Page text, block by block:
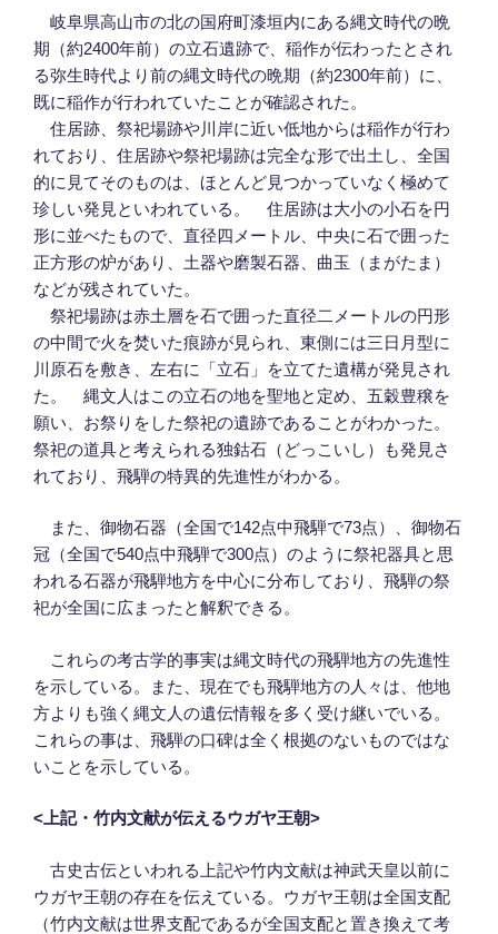
岐阜県高山市の北の国府町漆垣内にある縄文時代の晩
期（約2400年前）の立石遺跡で、稲作が伝わったとされ
る弥生時代より前の縄文時代の晩期（約2300年前）に、
既に稲作が行われていたことが確認された。
住居跡、祭祀場跡や川岸に近い低地からは稲作が行わ
れており、住居跡や祭祀場跡は完全な形で出土し、全国
的に見てそのものは、ほとんど見つかっていなく極めて
珍しい発見といわれている。 住居跡は大小の小石を円
形に並べたもので、直径四メートル、中央に石で囲った
正方形の炉があり、土器や磨製石器、曲玉（まがたま）
などが残されていた。
祭祀場跡は赤土層を石で囲った直径二メートルの円形
の中間で火を焚いた痕跡が見られ、東側には三日月型に
川原石を敷き、左右に「立石」を立てた遺構が発見され
た。 縄文人はこの立石の地を聖地と定め、五穀豊穣を
願い、お祭りをした祭祀の遺跡であることがわかった。
祭祀の道具と考えられる独鈷石（どっこいし）も発見さ
れており、飛騨の特異的先進性がわかる。
また、御物石器（全国で142点中飛騨で73点）、御物石
冠（全国で540点中飛騨で300点）のように祭祀器具と思
われる石器が飛騨地方を中心に分布しており、飛騨の祭
祀が全国に広まったと解釈できる。
これらの考古学的事実は縄文時代の飛騨地方の先進性
を示している。また、現在でも飛騨地方の人々は、他地
方よりも強く縄文人の遺伝情報を多く受け継いでいる。
これらの事は、飛騨の口碑は全く根拠のないものではな
いことを示している。
<上記・竹内文献が伝えるウガヤ王朝>
古史古伝といわれる上記や竹内文献は神武天皇以前に
ウガヤ王朝の存在を伝えている。ウガヤ王朝は全国支配
（竹内文献は世界支配であるが全国支配と置き換えて考